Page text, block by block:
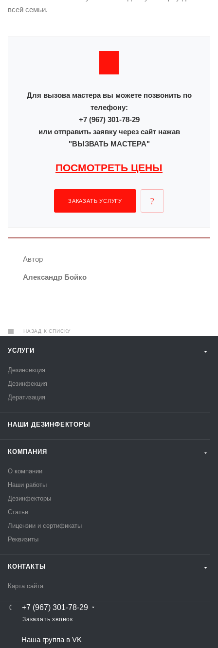
всей семьи.
Для вызова мастера вы можете позвонить по
телефону:
+7 (967) 301-78-29
или отправить заявку через сайт нажав
"ВЫЗВАТЬ МАСТЕРА"
ПОСМОТРЕТЬ ЦЕНЫ
ЗАКАЗАТЬ УСЛУГУ
Автор
Александр Бойко
НАЗАД К СПИСКУ
УСЛУГИ
Дезинсекция
Дезинфекция
Дератизация
НАШИ ДЕЗИНФЕКТОРЫ
КОМПАНИЯ
О компании
Наши работы
Дезинфекторы
Статьи
Лицензии и сертификаты
Реквизиты
КОНТАКТЫ
Карта сайта
+7 (967) 301-78-29
Заказать звонок
Наша группа в VK